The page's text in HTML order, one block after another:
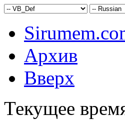
Архив
Вверх
Текущее